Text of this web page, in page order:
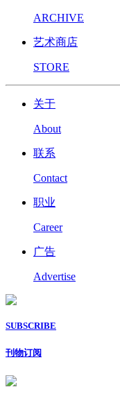
ARCHIVE
艺术商店
STORE
关于
About
联系
Contact
职业
Career
广告
Advertise
SUBSCRIBE
刊物订阅